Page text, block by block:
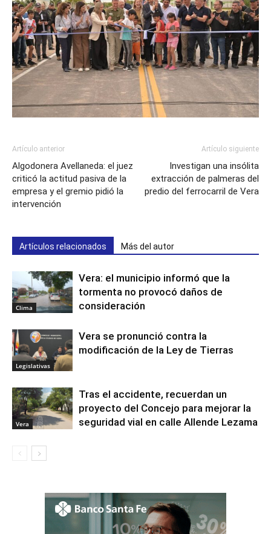
Artículo anterior
Algodonera Avellaneda: el juez
criticó la actitud pasiva de la
empresa y el gremio pidió la
intervención
Artículo siguiente
Investigan una insólita
extracción de palmeras del
predio del ferrocarril de Vera
Artículos relacionados Más del autor
Clima
Vera: el municipio informó que la
tormenta no provocó daños de
consideración
Legislativas
Vera se pronunció contra la
modificación de la Ley de Tierras
Vera
Tras el accidente, recuerdan un
proyecto del Concejo para mejorar la
seguridad vial en calle Allende Lezama